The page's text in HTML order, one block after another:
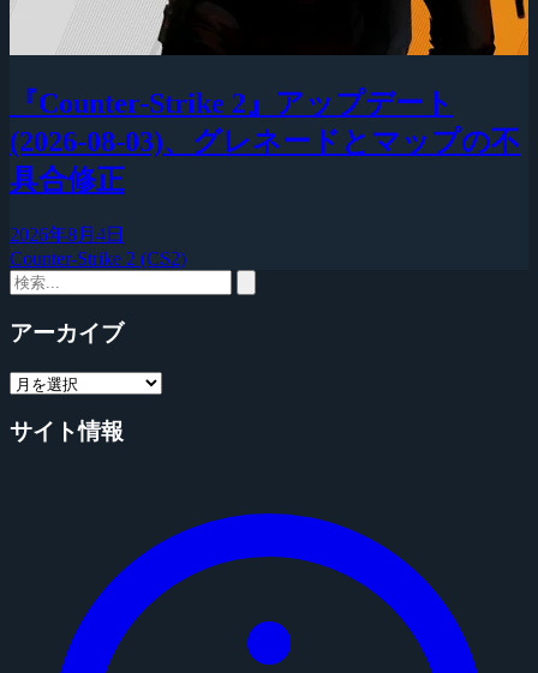
『Counter-Strike 2』アップデート
(2026-08-03)、グレネードとマップの不
具合修正
2026年8月4日
Counter-Strike 2 (CS2)
アーカイブ
サイト情報